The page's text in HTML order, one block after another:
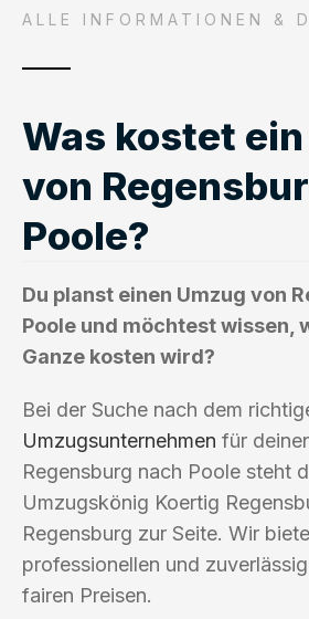
ALLE INFORMATIONEN &
Was kostet
von
Poole?
Du planst einen Umzug von
Poole und möchtest wissen,
Ganze kosten wird?
Bei der Suche nach dem
Umzugsunternehmen für
Regensburg nach Poole steht
Umzugskönig Koertig
Regensburg zur Seite. Wir
professionellen und
fairen Preisen.